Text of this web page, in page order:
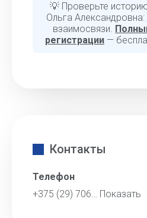
💡 Проверьте
Ольга Александровна:
взаимосвязи.
регистрации —
Контакты
Телефон
+375 (29) 706… Показать